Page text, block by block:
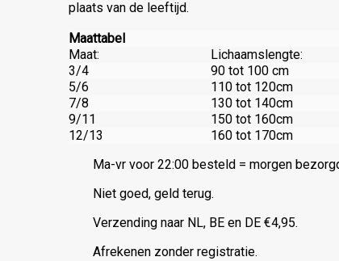
plaats van de leeftijd.
Maattabel
Maat:
Lichaamslengte:
3/4
90 tot 100 cm
5/6
110 tot 120cm
7/8
130 tot 140cm
9/11
150 tot 160cm
12/13
160 tot 170cm
Ma-vr voor 22:00 besteld = morgen
Niet goed, geld terug.
Verzending naar NL, BE en DE €4,95.
Afrekenen zonder registratie.